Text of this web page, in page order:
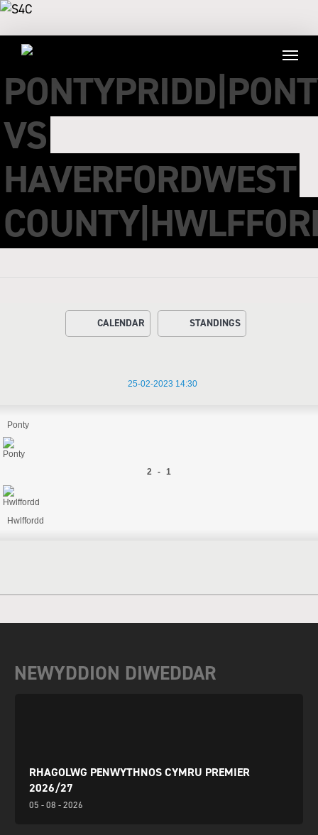
VS
HAVERFORDWEST
CALENDAR STANDINGS
25-02-2023 14:30
Ponty
2 - 1
Hwlffordd
NEWYDDION DIWEDDAR
RHAGOLWG PENWYTHNOS CYMRU PREMIER
2026/27
05 - 08 - 2026